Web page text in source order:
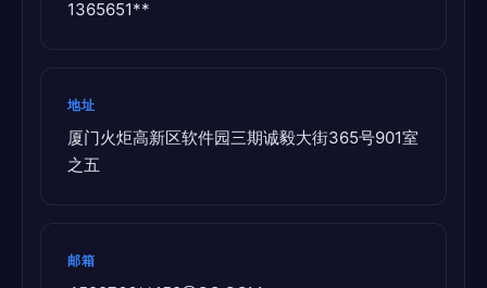
1365651**
地址
厦门火炬高新区软件园三期诚毅大街365号901室
之五
邮箱